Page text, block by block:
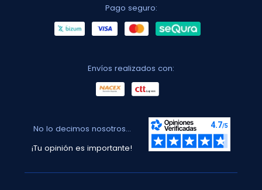
Pago seguro:
Envíos realizados con:
No lo decimos nosotros...
¡Tu opinión es importante!